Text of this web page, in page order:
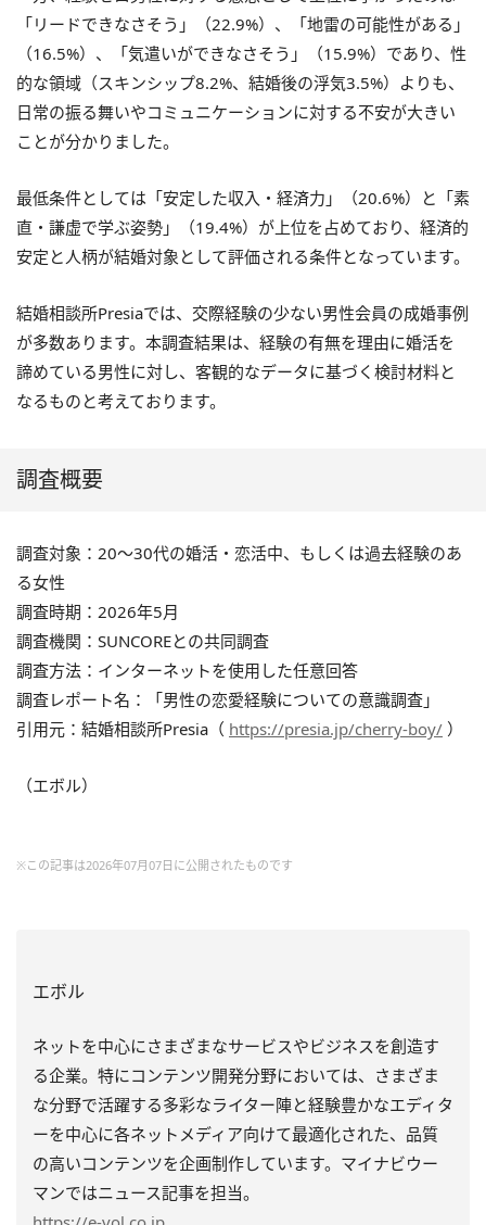
「リードできなさそう」（22.9%）、「地雷の可能性がある」
（16.5%）、「気遣いができなさそう」（15.9%）であり、性
的な領域（スキンシップ8.2%、結婚後の浮気3.5%）よりも、
日常の振る舞いやコミュニケーションに対する不安が大きい
ことが分かりました。
最低条件としては「安定した収入・経済力」（20.6%）と「素
直・謙虚で学ぶ姿勢」（19.4%）が上位を占めており、経済的
安定と人柄が結婚対象として評価される条件となっています。
結婚相談所Presiaでは、交際経験の少ない男性会員の成婚事例
が多数あります。本調査結果は、経験の有無を理由に婚活を
諦めている男性に対し、客観的なデータに基づく検討材料と
なるものと考えております。
調査概要
調査対象：20〜30代の婚活・恋活中、もしくは過去経験のあ
る女性
調査時期：2026年5月
調査機関：SUNCOREとの共同調査
調査方法：インターネットを使用した任意回答
調査レポート名：「男性の恋愛経験についての意識調査」
引用元：結婚相談所Presia（ https://presia.jp/cherry-boy/ ）
（エボル）
※この記事は2026年07月07日に公開されたものです
エボル
ネットを中心にさまざまなサービスやビジネスを創造す
る企業。特にコンテンツ開発分野においては、さまざま
な分野で活躍する多彩なライター陣と経験豊かなエディタ
ーを中心に各ネットメディア向けて最適化された、品質
の高いコンテンツを企画制作しています。マイナビウー
マンではニュース記事を担当。